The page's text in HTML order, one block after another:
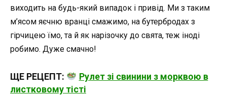
виходить на будь-який випадок і привід. Ми з таким
м’ясом яєчню вранці смажимо, на бутербродах з
гірчицею їмо, та й як нарізочку до свята, теж іноді
робимо. Дуже смачно!
ЩЕ РЕЦЕПТ:
Рулет зі свинини з морквою в
листковому тісті